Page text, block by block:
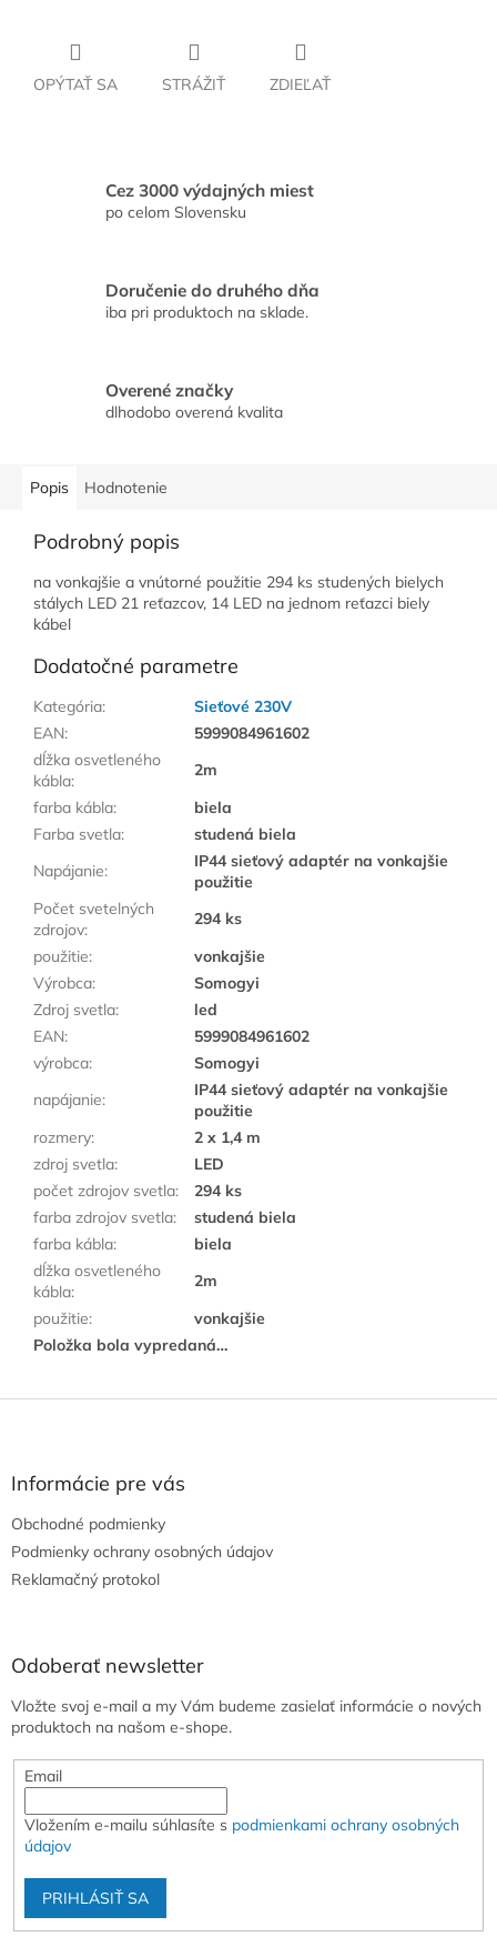
OPÝTAŤ SA STRÁŽIŤ ZDIEĽAŤ
Cez 3000 výdajných miest
po celom Slovensku
Doručenie do druhého dňa
iba pri produktoch na sklade.
Overené značky
dlhodobo overená kvalita
Popis Hodnotenie
Podrobný popis
na vonkajšie a vnútorné použitie 294 ks studených bielych
stálych LED 21 reťazcov, 14 LED na jednom reťazci biely
kábel
Dodatočné parametre
Kategória:
Sieťové 230V
EAN:
5999084961602
dĺžka osvetleného
kábla:
2m
farba kábla:
biela
Farba svetla:
studená biela
Napájanie:
IP44 sieťový adaptér na vonkajšie
použitie
Počet svetelných
zdrojov:
294 ks
použitie:
vonkajšie
Výrobca:
Somogyi
Zdroj svetla:
led
EAN:
5999084961602
výrobca:
Somogyi
napájanie:
IP44 sieťový adaptér na vonkajšie
použitie
rozmery:
2 x 1,4 m
zdroj svetla:
LED
počet zdrojov svetla:
294 ks
farba zdrojov svetla:
studená biela
farba kábla:
biela
dĺžka osvetleného
kábla:
2m
použitie:
vonkajšie
Položka bola vypredaná…
Informácie pre vás
Obchodné podmienky
Podmienky ochrany osobných údajov
Reklamačný protokol
Odoberať newsletter
Vložte svoj e-mail a my Vám budeme zasielať informácie o nových
produktoch na našom e-shope.
Email
Vložením e-mailu súhlasíte s podmienkami ochrany osobných
údajov
PRIHLÁSIŤ SA